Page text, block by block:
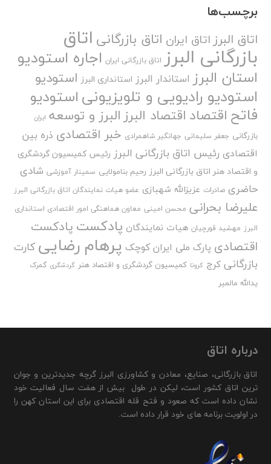
برچسب‌ها
اتاق البرزاتاق ایران اتاق بازرگانی اتاق
بازرگانی البرز اتاق بازرگانی ایران اجاره استودیو
استان البرز استاندار البرز استانداری البرز استودیو
استودیو رادیویی و تلویزیونیاستودیو
فاتح اقتصاد اقتصاد البرزالبرز و توسعه ایران
بازرگانی جعفر سلیمانی جهانگیر شاهمرادی خبر اقتصادی ذره بین
اقتصادی رئیس اتاق بازرگانی البرز رئیس کمیسیون گردشگری
و اقتصاد هنر اتاق بازرگانی البرز رحیم بنامولایی سمینار آموزشی شادی
حاضری صادرات عزیزالله شهبازی عضو هیات نمایندگان اتاق بازرگانی البرز
علیرضا بحرانی محسن امینی معاون هماهنگی امور اقتصادی استانداری
البرز مهشید قورچیان هیات نمایندگان پادکست پادکست
اقتصادی پارک ملی ایران کوچک پرهام رضایی کارت
بازرگانی کرج کرونا کمیسیون گردشگری و اقتصاد هنر گردشگری گمرک
یدالله مالمیر
درباره اتاق
اتاق بازرگانی، صنایع، معادن و کشاورزی البرز گرچه جدیدترین و جوان
ترین اتاق کشور است، لیکن در طول بیش از هفت سال فعالیت خود
نشان داده است که صعود و فتح قله اقتصادی برای این استان کهن را
در اولویت برنامه های خود قرار داده است.